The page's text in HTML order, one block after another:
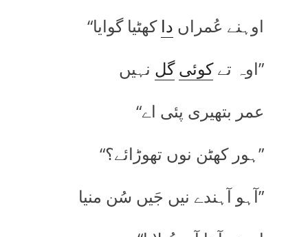
اوہنے عُمراں دا کھٹیا گوایا“
”اوہ تےکوئی گل نہیں
عمر بتھیری پئی اے“
”ہور کھٹن نوں تھوڑائے؟“
”آہو آہندے نیں جَیں سُن منیا